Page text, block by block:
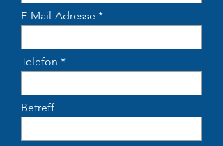
E-Mail-Adresse
Telefon
Betreff